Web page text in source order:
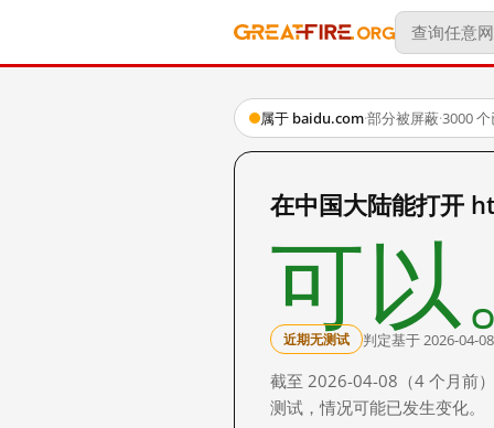
属于 baidu.com·部分被屏蔽·3000
在中国大陆能打开
可以
近期无测试 判定基于 2026-04-
截至 2026-04-08（4 个月前
测试，情况可能已发生变化。